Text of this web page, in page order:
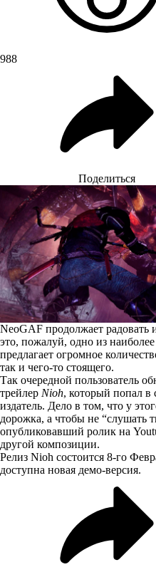
988
Поделиться
NeoGAF продолжает радовать
это, пожалуй, одно из
предлагает огромное
так и чего-то стоящего.
Так очередной пользователь
трейлер Nioh, который попал в
издатель. Дело в том, что у
дорожка, а чтобы не “слушать
опубликовавший ролик на
другой композиции.
Релиз Nioh состоится 8-го
доступна новая демо-версия.